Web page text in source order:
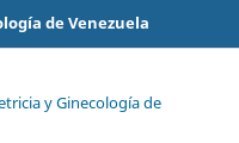
de Venezuela
y Ginecología de